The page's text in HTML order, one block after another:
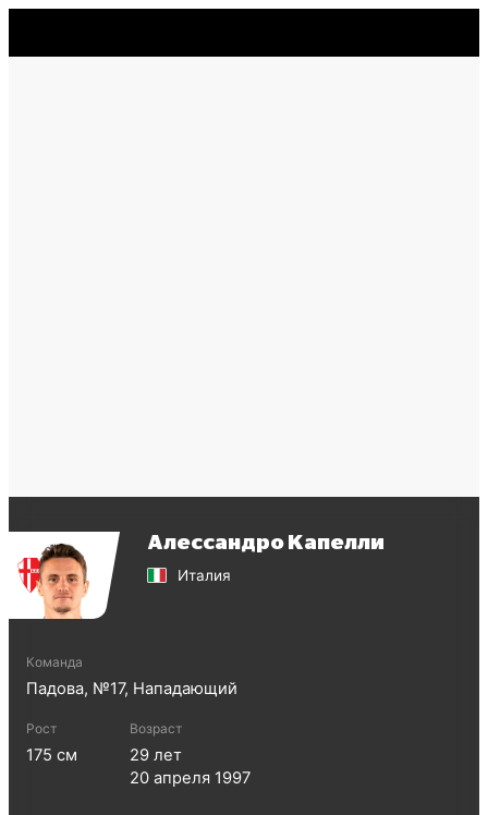
Алессандро Капелли
Италия
Команда
Падова, №17, Нападающий
Рост
175 см
Возраст
29 лет
20 апреля 1997